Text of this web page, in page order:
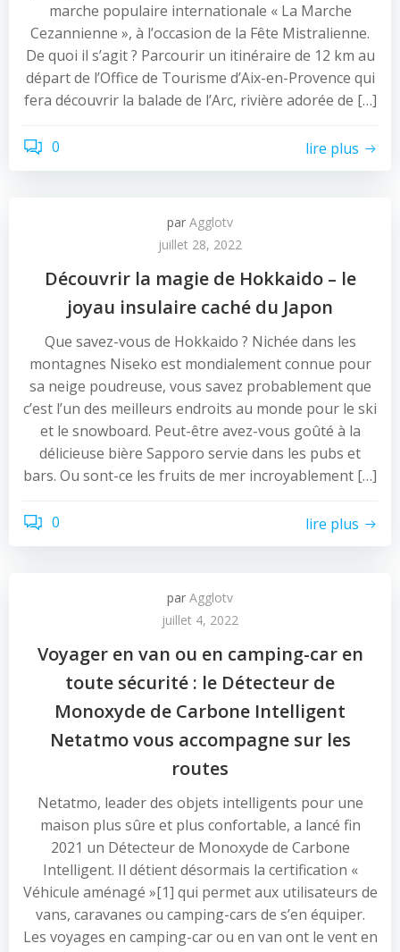
marche populaire internationale « La Marche
Cezannienne », à l’occasion de la Fête Mistralienne.
De quoi il s’agit ? Parcourir un itinéraire de 12 km au
départ de l’Office de Tourisme d’Aix-en-Provence qui
fera découvrir la balade de l’Arc, rivière adorée de […]
0 lire plus
par Agglotv
juillet 28, 2022
Découvrir la magie de Hokkaido – le
joyau insulaire caché du Japon
Que savez-vous de Hokkaido ? Nichée dans les
montagnes Niseko est mondialement connue pour
sa neige poudreuse, vous savez probablement que
c’est l’un des meilleurs endroits au monde pour le ski
et le snowboard. Peut-être avez-vous goûté à la
délicieuse bière Sapporo servie dans les pubs et
bars. Ou sont-ce les fruits de mer incroyablement […]
0 lire plus
par Agglotv
juillet 4, 2022
Voyager en van ou en camping-car en
toute sécurité : le Détecteur de
Monoxyde de Carbone Intelligent
Netatmo vous accompagne sur les
routes
Netatmo, leader des objets intelligents pour une
maison plus sûre et plus confortable, a lancé fin
2021 un Détecteur de Monoxyde de Carbone
Intelligent. Il détient désormais la certification «
Véhicule aménagé »[1] qui permet aux utilisateurs de
vans, caravanes ou camping-cars de s’en équiper.
Les voyages en camping-car ou en van ont le vent en